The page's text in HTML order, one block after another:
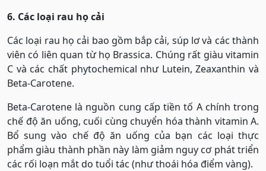
6. Các loại rau họ cải
Các loại rau họ cải bao gồm bắp cải, súp lơ và các thành
viên có liên quan từ họ Brassica. Chúng rất giàu vitamin
C và các chất phytochemical như Lutein, Zeaxanthin và
Beta-Carotene.
Beta-Carotene là nguồn cung cấp tiền tố A chính trong
chế độ ăn uống, cuối cùng chuyển hóa thành vitamin A.
Bổ sung vào chế độ ăn uống của bạn các loại thực
phẩm giàu thành phần này làm giảm nguy cơ phát triển
các rối loạn mắt do tuổi tác (như thoái hóa điểm vàng).